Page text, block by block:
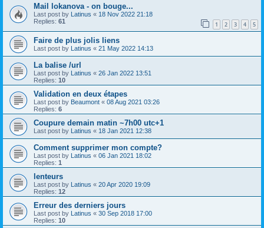
Mail lokanova - on bouge...
Last post by Latinus « 18 Nov 2022 21:18
Replies: 61 1 2 3 4 5
Faire de plus jolis liens
Last post by Latinus « 21 May 2022 14:13
La balise /url
Last post by Latinus « 26 Jan 2022 13:51
Replies: 10
Validation en deux étapes
Last post by Beaumont « 08 Aug 2021 03:26
Replies: 6
Coupure demain matin ~7h00 utc+1
Last post by Latinus « 18 Jan 2021 12:38
Comment supprimer mon compte?
Last post by Latinus « 06 Jan 2021 18:02
Replies: 1
lenteurs
Last post by Latinus « 20 Apr 2020 19:09
Replies: 12
Erreur des derniers jours
Last post by Latinus « 30 Sep 2018 17:00
Replies: 10